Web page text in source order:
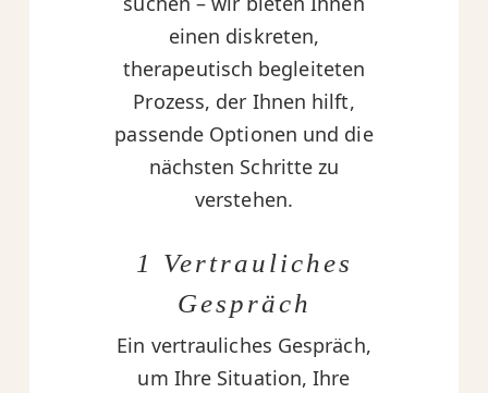
einen diskreten,
therapeutisch begleiteten
Prozess, der Ihnen hilft,
passende Optionen und die
nächsten Schritte zu
verstehen.
1 Vertrauliches
Gespräch
Ein vertrauliches Gespräch,
um Ihre Situation, Ihre